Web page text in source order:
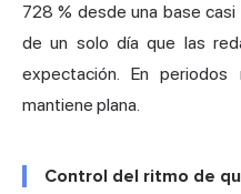
728 % desde una base
de un solo día que las
expectación. En
mantiene plana.
Control del ritmo de